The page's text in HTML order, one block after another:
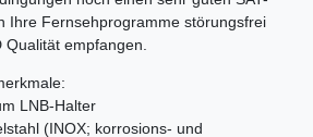
Ihre Fernsehprogramme störungsfrei
Qualität empfangen.
LNB-Halter
(INOX; korrosions- und